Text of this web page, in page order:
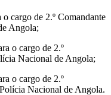
cargo de 2.º Comandante
Angola;
o cargo de 2.º
Nacional de Angola;
o cargo de 2.º
Nacional de Angola.